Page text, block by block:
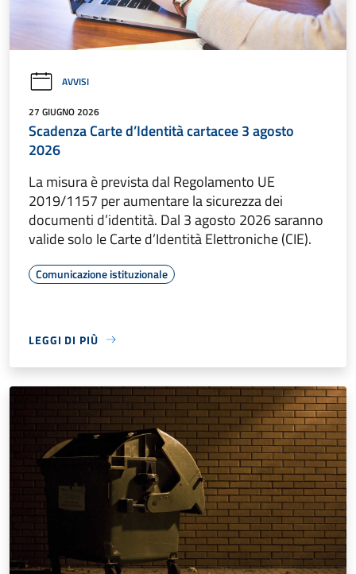
AVVISI
27 GIUGNO 2026
Scadenza Carte d’Identità cartacee 3 agosto
2026
La misura è prevista dal Regolamento UE
2019/1157 per aumentare la sicurezza dei
documenti d’identità. Dal 3 agosto 2026 saranno
valide solo le Carte d’Identità Elettroniche (CIE).
Comunicazione istituzionale
LEGGI DI PIÙ